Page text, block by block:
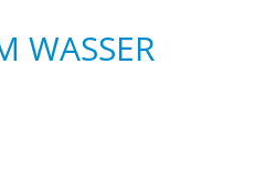
WASSER